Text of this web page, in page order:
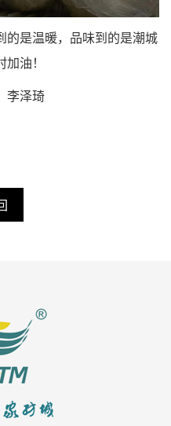
是温暖，品味到的是潮城
油！
李泽琦